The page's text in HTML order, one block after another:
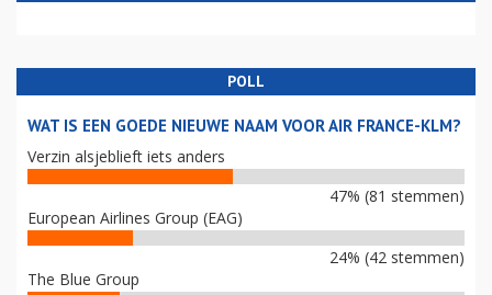
POLL
WAT IS EEN GOEDE NIEUWE NAAM VOOR AIR FRANCE-KLM?
Verzin alsjeblieft iets anders
47% (81 stemmen)
European Airlines Group (EAG)
24% (42 stemmen)
The Blue Group